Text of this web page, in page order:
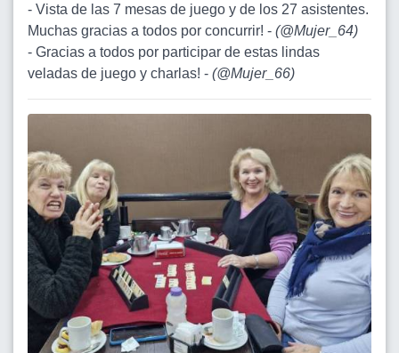
- Vista de las 7 mesas de juego y de los 27 asistentes.
Muchas gracias a todos por concurrir! - (@Mujer_64)
- Gracias a todos por participar de estas lindas
veladas de juego y charlas! - (@Mujer_66)